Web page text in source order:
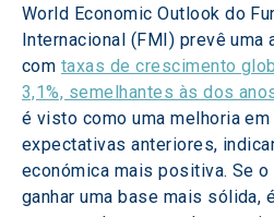
World Economic Outlook do
Internacional (FMI) prevê uma
com taxas de crescimento
3,1%, semelhantes às dos
é visto como uma melhoria em
expectativas anteriores,
económica mais positiva. Se
ganhar uma base mais sólida,